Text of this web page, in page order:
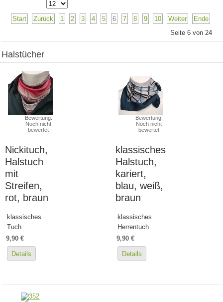
Start Zurück 1 2 3 4 5 6 7 8 9 10 Weiter
Ende
Seite 6 von 24
Halstücher
Bewertung:
Noch nicht
bewertet
Nickituch,
Halstuch
mit
Streifen,
rot, braun
klassisches
Tuch
9,90 €
Details
Bewertung:
Noch nicht
bewertet
klassisches
Halstuch,
kariert,
blau, weiß,
braun
klassisches
Herrentuch
9,90 €
Details